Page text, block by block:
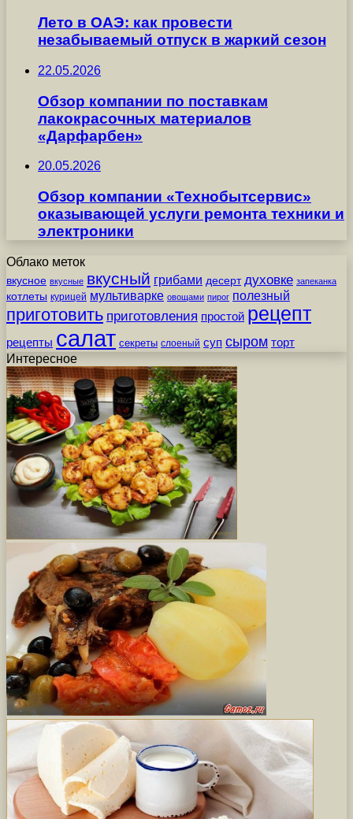
Лето в ОАЭ: как провести
незабываемый отпуск в жаркий сезон
22.05.2026
Обзор компании по поставкам
лакокрасочных материалов
«Дарфарбен»
20.05.2026
Обзор компании «Технобытсервис»
оказывающей услуги ремонта техники и
электроники
Облако меток
вкусное вкусные вкусный грибами десерт духовке запеканка
котлеты курицей мультиварке овощами пирог полезный
приготовить приготовления простой рецепт
рецепты салат секреты слоеный суп сыром торт
Интересное